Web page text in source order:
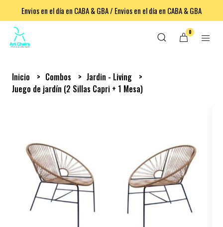
Envios en el día en CABA & GBA / Envios en el día en CABA & GBA
0
Inicio Combos
Jardin - Living
Juego de jardín (2 Sillas Capri + 1 Mesa)